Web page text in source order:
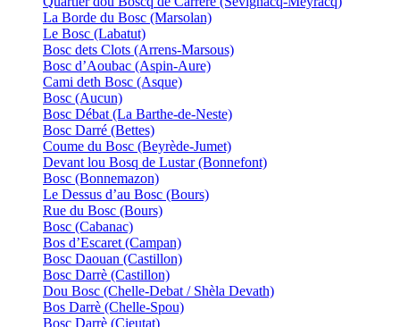
La Borde du Bosc (Marsolan)
Le Bosc (Labatut)
Bosc dets Clots (Arrens-Marsous)
Bosc d’Aoubac (Aspin-Aure)
Cami deth Bosc (Asque)
Bosc (Aucun)
Bosc Débat (La Barthe-de-Neste)
Bosc Darré (Bettes)
Coume du Bosc (Beyrède-Jumet)
Devant lou Bosq de Lustar (Bonnefont)
Bosc (Bonnemazon)
Le Dessus d’au Bosc (Bours)
Rue du Bosc (Bours)
Bosc (Cabanac)
Bos d’Escaret (Campan)
Bosc Daouan (Castillon)
Bosc Darrè (Castillon)
Dou Bosc (Chelle-Debat / Shèla Devath)
Bos Darrè (Chelle-Spou)
Bosc Darrè (Cieutat)